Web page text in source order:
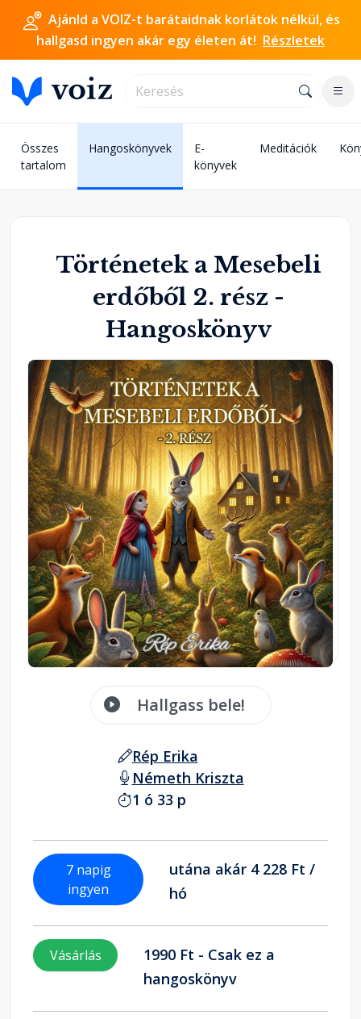
Ajánld a VOIZ-t barátaidnak korlátok nélkül, és
hallgasd ingyen akár egy életen át! Részletek
Összes
tartalom
Hangoskönyvek
E-
könyvek
Meditációk
Történetek a Mesebeli
erdőből 2. rész -
Hangoskönyv
Hallgass bele!
Rép Erika
Németh Kriszta
1 ó 33 p
7 napig
ingyen
utána akár 4 228 Ft /
hó
Vásárlás
1990 Ft - Csak ez a
hangoskönyv